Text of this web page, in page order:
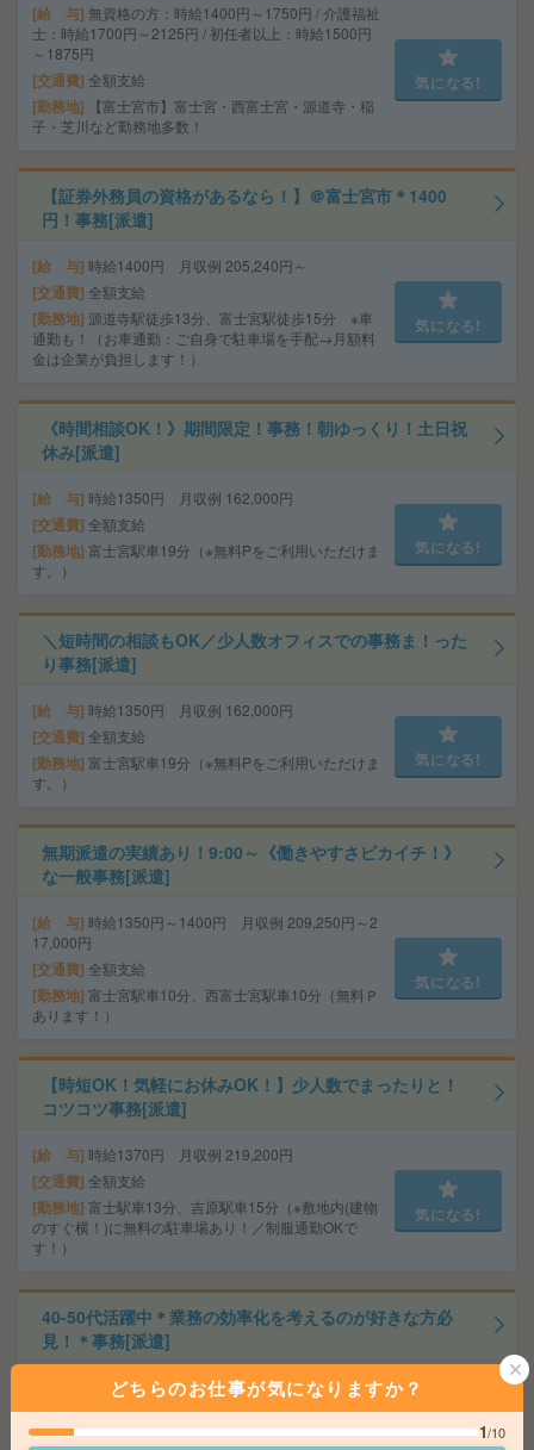
給 与 無資格の方：時給1400円～1750円 / 介護福祉
士：時給1700円～2125円 / 初任者以上：時給1500円
～1875円
交通費 全額支給
勤務地
【富士宮市】富士宮・西富士宮・源道寺・稲
子・芝川など勤務地多数！
気になる!
【証券外務員の資格があるなら！】＠富士宮市＊1400
円！事務[派遣]
給 与 時給1400円 月収例 205,240円～
交通費 全額支給
勤務地 源道寺駅徒歩13分、富士宮駅徒歩15分 ※車
通勤も！（お車通勤：ご自身で駐車場を手配→月額料
金は企業が負担します！）
気になる!
《時間相談OK！》期間限定！事務！朝ゆっくり！土日祝
休み[派遣]
給 与 時給1350円 月収例 162,000円
交通費 全額支給
勤務地 富士宮駅車19分（※無料Pをご利用いただけま
す。）
気になる!
＼短時間の相談もOK／少人数オフィスでの事務ま！った
り事務[派遣]
給 与 時給1350円 月収例 162,000円
交通費 全額支給
勤務地 富士宮駅車19分（※無料Pをご利用いただけま
す。）
気になる!
無期派遣の実績あり！9:00～《働きやすさピカイチ！》
な一般事務[派遣]
給 与 時給1350円～1400円 月収例 209,250円～2
17,000円
交通費 全額支給
勤務地 富士宮駅車10分、西富士宮駅車10分（無料Ｐ
あります！）
気になる!
【時短OK！気軽にお休みOK！】少人数でまったりと！
コツコツ事務[派遣]
給 与 時給1370円 月収例 219,200円
交通費 全額支給
勤務地 富士駅車13分、吉原駅車15分（※敷地内(建物
のすぐ横！)に無料の駐車場あり！／制服通勤OKで
す！）
気になる!
40-50代活躍中＊業務の効率化を考えるのが好きな方必
見！＊事務[派遣]
時給1800円
交通費 交通費支給
勤務地 愛知県 名古屋市東区 「久屋大通駅」 徒歩 4
気になる!
どちらのお仕事が気になりますか？
1/10